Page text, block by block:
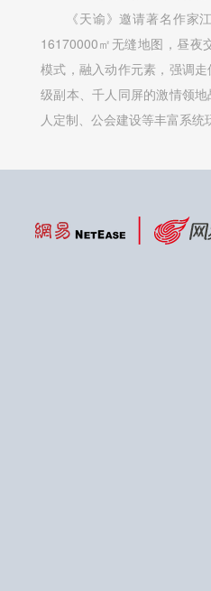
《天谕》邀请著名作家
16170000㎡无缝地图，昼夜
模式，融入动作元素，强调
级副本、千人同屏的激情领
人定制、公会建设等丰富系统